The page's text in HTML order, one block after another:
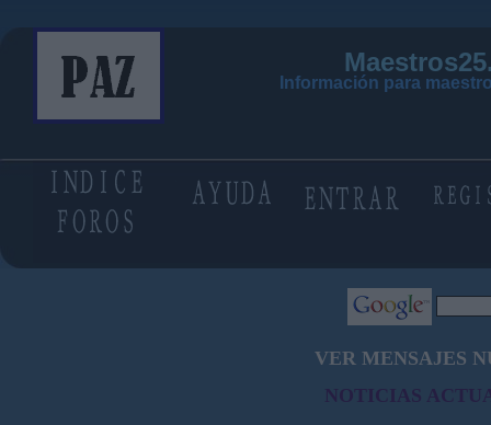
Información para
VER MENSAJES
NOTICIAS